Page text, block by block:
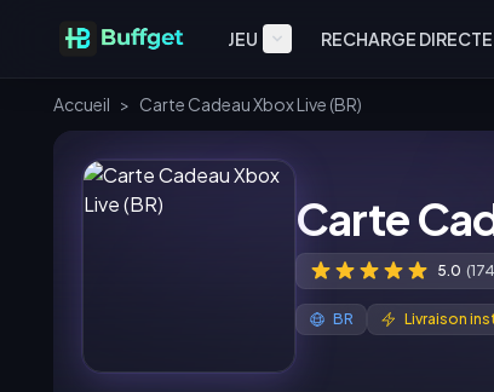
JEU RECHARGE DIRECTE
Accueil > Carte Cadeau Xbox Live (BR)
Carte
5.0
BR Livraison